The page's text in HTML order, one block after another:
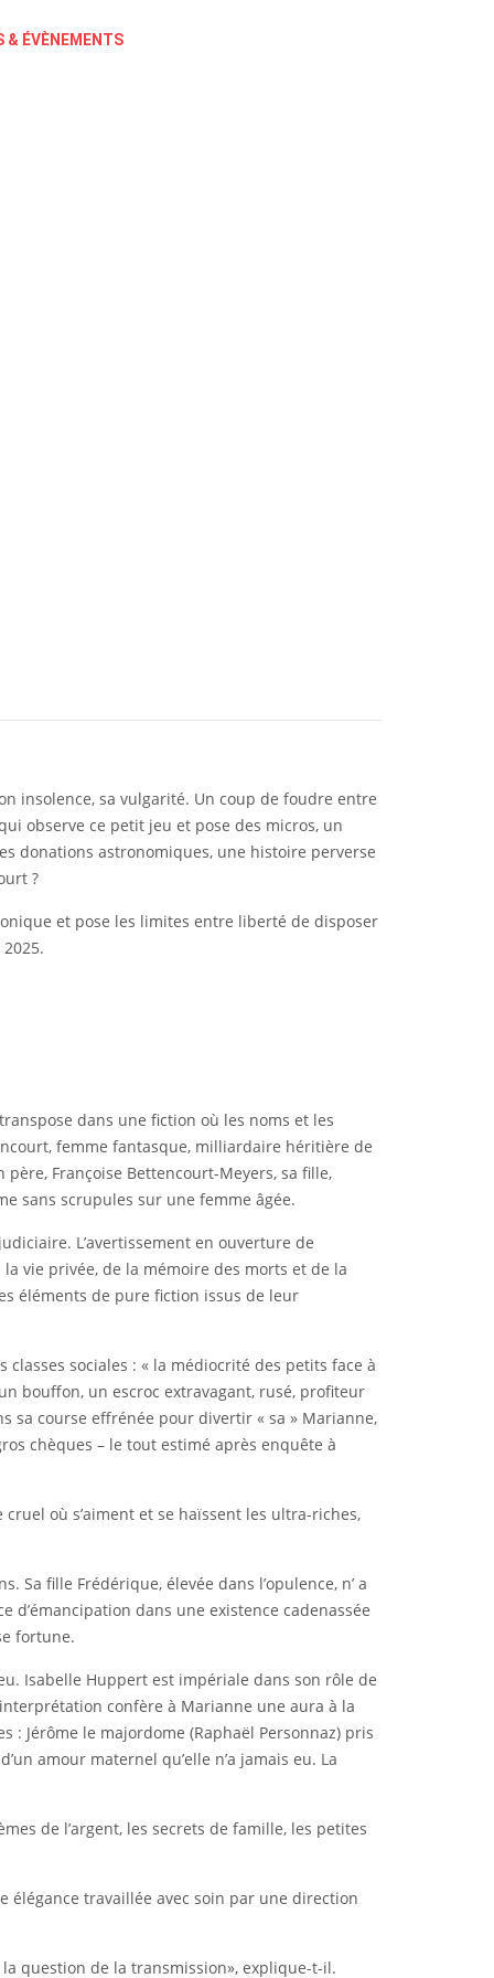
& ÉVÈNEMENTS
insolence, sa vulgarité. Un coup de foudre entre
observe ce petit jeu et pose des micros, un
donations astronomiques, une histoire perverse
?
et pose les limites entre liberté de disposer
dans une fiction où les noms et les
femme fantasque, milliardaire héritière de
Françoise Bettencourt-Meyers, sa fille,
sans scrupules sur une femme âgée.
L’avertissement en ouverture de
vie privée, de la mémoire des morts et de la
éléments de pure fiction issus de leur
sociales : « la médiocrité des petits face à
bouffon, un escroc extravagant, rusé, profiteur
sa course effrénée pour divertir « sa » Marianne,
chèques – le tout estimé après enquête à
où s’aiment et se haïssent les ultra-riches,
fille Frédérique, élevée dans l’opulence, n’ a
d’émancipation dans une existence cadenassée
fortune.
Isabelle Huppert est impériale dans son rôle de
confère à Marianne une aura à la
Jérôme le majordome (Raphaël Personnaz) pris
amour maternel qu’elle n’a jamais eu. La
de l’argent, les secrets de famille, les petites
élégance travaillée avec soin par une direction
question de la transmission», explique-t-il.